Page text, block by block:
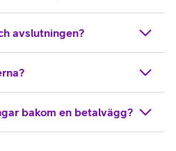
avslutningen?
bakom en betalvägg?